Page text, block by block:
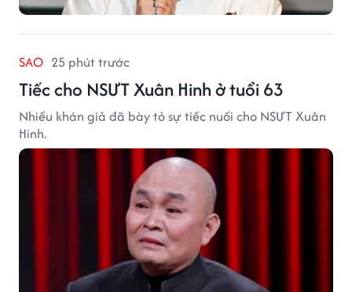
SAO 25 phút trước
Tiếc cho NSƯT Xuân Hinh ở tuổi 63
Nhiều khán giả đã bày tỏ sự tiếc nuối cho NSƯT Xuân
Hinh.